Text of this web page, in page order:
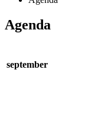
Agenda
september